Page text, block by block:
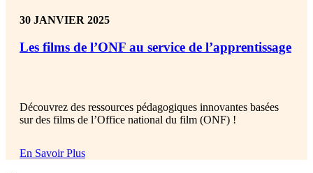
30 JANVIER 2025
Les films de l’ONF au service de l’apprentissage
Découvrez des ressources pédagogiques innovantes basées
sur des films de l’Office national du film (ONF) !
En Savoir Plus